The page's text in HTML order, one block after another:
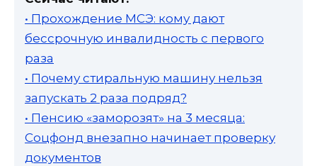
• Прохождение МСЭ: кому дают
бессрочную инвалидность с первого
раза
• Почему стиральную машину нельзя
запускать 2 раза подряд?
• Пенсию «заморозят» на 3 месяца:
Соцфонд внезапно начинает проверку
документов